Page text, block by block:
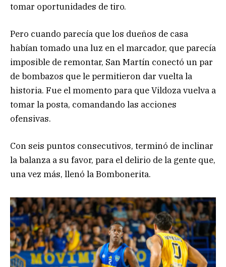
tomar oportunidades de tiro.
Pero cuando parecía que los dueños de casa
habían tomado una luz en el marcador, que parecía
imposible de remontar, San Martín conectó un par
de bombazos que le permitieron dar vuelta la
historia. Fue el momento para que Vildoza vuelva a
tomar la posta, comandando las acciones
ofensivas.
Con seis puntos consecutivos, terminó de inclinar
la balanza a su favor, para el delirio de la gente que,
una vez más, llenó la Bombonerita.